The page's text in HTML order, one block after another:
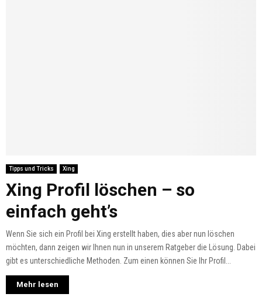
Tipps und Tricks Xing
Xing Profil löschen – so
einfach geht’s
Wenn Sie sich ein Profil bei Xing erstellt haben, dies aber nun löschen
möchten, dann zeigen wir Ihnen nun in unserem Ratgeber die Lösung. Dabei
gibt es unterschiedliche Methoden. Zum einen können Sie Ihr Profil...
Mehr lesen